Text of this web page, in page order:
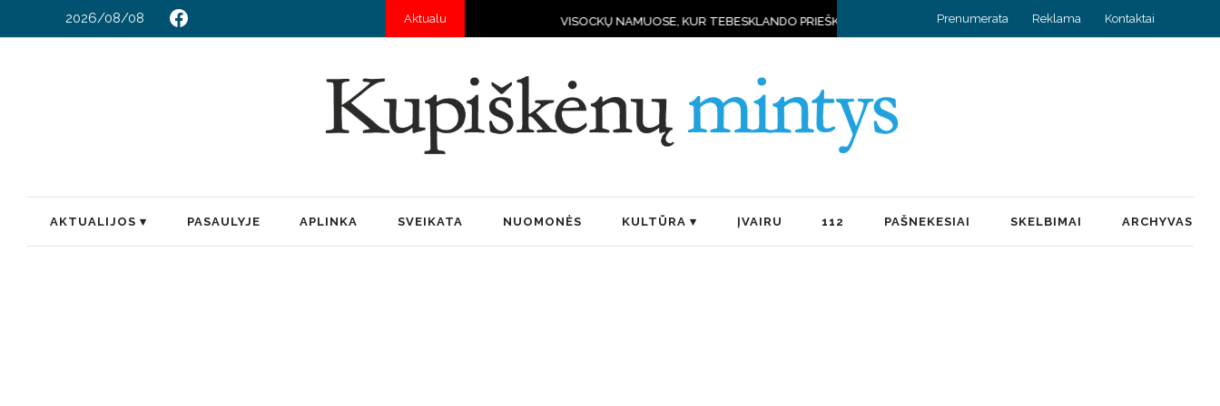
2026/08/08 Aktualu VISOCKŲ NAMUOSE, KUR TEBESKLANDO PRIEŠKARIO DVASIA IR KYLA DAUG PRISIMINIMŲ HOROSKOPAS RUGPJŪČIO 8 D.
Prenumerata Reklama Kontaktai
AKTUALIJOS PASAULYJE APLINKA SVEIKATA NUOMONĖS KULTŪRA ĮVAIRU 112 PAŠNEKESIAI SKELBIMAI ARCHYVAS